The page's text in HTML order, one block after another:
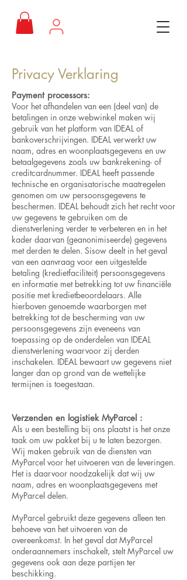
Privacy Verklaring
Payment processors:
Voor het afhandelen van een (deel van) de
betalingen in onze webwinkel maken wij
gebruik van het platform van IDEAL of
bankoverschrijvingen. IDEAL verwerkt uw
naam, adres en woonplaatsgegevens en uw
betaalgegevens zoals uw bankrekening- of
creditcardnummer. IDEAL heeft passende
technische en organisatorische maatregelen
genomen om uw persoonsgegevens te
beschermen. IDEAL behoudt zich het recht voor
uw gegevens te gebruiken om de
dienstverlening verder te verbeteren en in het
kader daarvan (geanonimiseerde) gegevens
met derden te delen. Sisow deelt in het geval
van een aanvraag voor een uitgestelde
betaling (kredietfaciliteit) persoonsgegevens
en informatie met betrekking tot uw financiële
positie met kredietbeoordelaars. Alle
hierboven genoemde waarborgen met
betrekking tot de bescherming van uw
persoonsgegevens zijn eveneens van
toepassing op de onderdelen van IDEAL
dienstverlening waarvoor zij derden
inschakelen. IDEAL bewaart uw gegevens niet
langer dan op grond van de wettelijke
termijnen is toegestaan.
Verzenden en logistiek MyParcel :
Als u een bestelling bij ons plaatst is het onze
taak om uw pakket bij u te laten bezorgen.
Wij maken gebruik van de diensten van
MyParcel voor het uitvoeren van de leveringen.
Het is daarvoor noodzakelijk dat wij uw
naam, adres en woonplaatsgegevens met
MyParcel delen.
MyParcel gebruikt deze gegevens alleen ten
behoeve van het uitvoeren van de
overeenkomst. In het geval dat MyParcel
onderaannemers inschakelt, stelt MyParcel uw
gegevens ook aan deze partijen ter
beschikking.